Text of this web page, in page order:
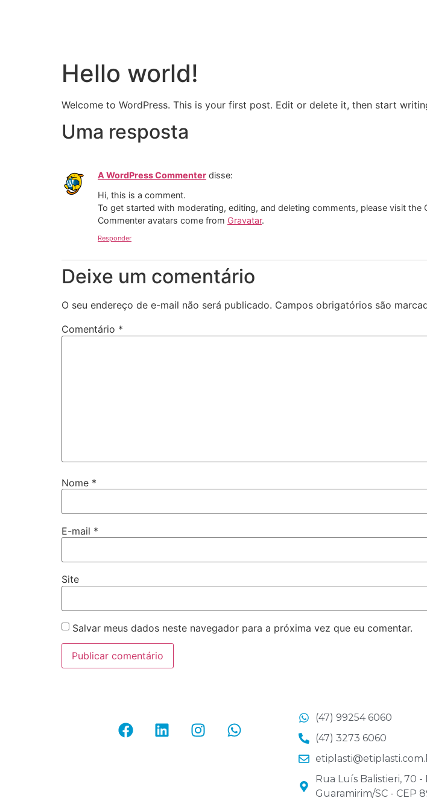
Hello world!
Welcome to WordPress. This is your first post. Edit or delete it, then start
Uma resposta
A WordPress Commenter disse:
Hi, this is a comment.
To get started with moderating, editing, and deleting comments, please visit the
Commenter avatars come from Gravatar.
Responder
Deixe um comentário
O seu endereço de e-mail não será publicado. Campos obrigatórios são
Comentário *
Nome *
E-mail *
Site
Salvar meus dados neste navegador para a próxima vez que eu comentar.
(47) 99254 6060
(47) 3273 6060
Rua Luís Balistieri, 70 -
Guaramirim/SC - CEP